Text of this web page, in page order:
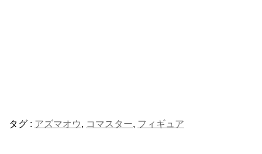
タグ : アズマオウ, コマスター, フィギュア